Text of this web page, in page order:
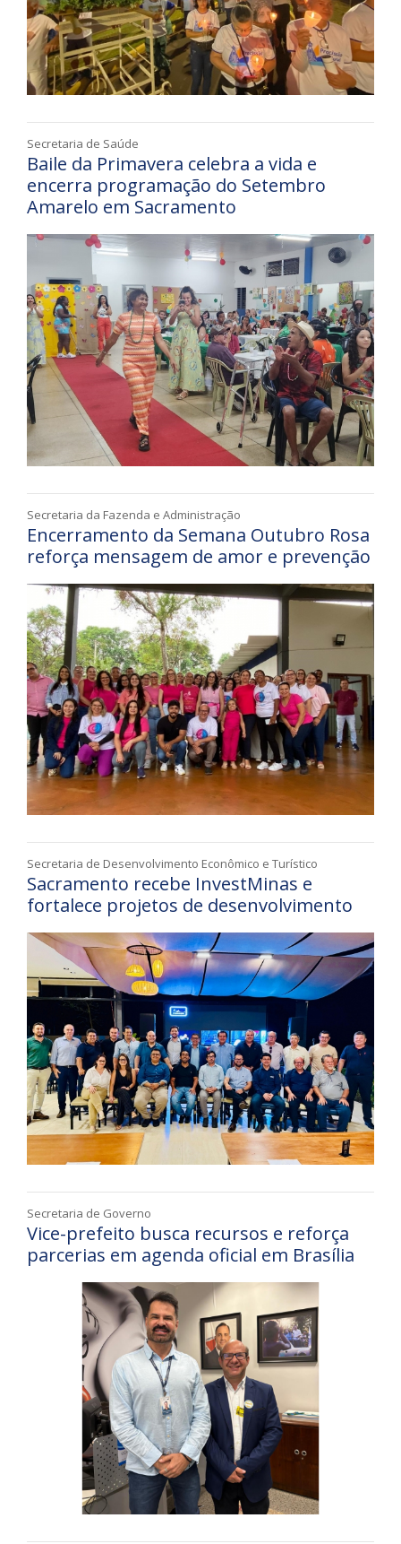
Secretaria de Saúde
Baile da Primavera celebra a vida e
encerra programação do Setembro
Amarelo em Sacramento
Secretaria da Fazenda e Administração
Encerramento da Semana Outubro Rosa
reforça mensagem de amor e prevenção
Secretaria de Desenvolvimento Econômico e Turístico
Sacramento recebe InvestMinas e
fortalece projetos de desenvolvimento
Secretaria de Governo
Vice-prefeito busca recursos e reforça
parcerias em agenda oficial em Brasília